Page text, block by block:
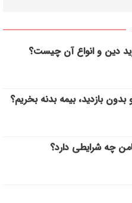
دین و انواع آن چیست؟
بازدید، بیمه بدنه بخریم؟
چه شرایطی دارد؟